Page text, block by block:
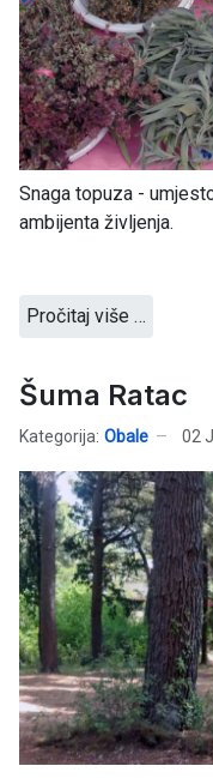
Snaga topuza -
ambijenta življenja.
Pročitaj više …
Šuma Ratac
Kategorija: Obale 02